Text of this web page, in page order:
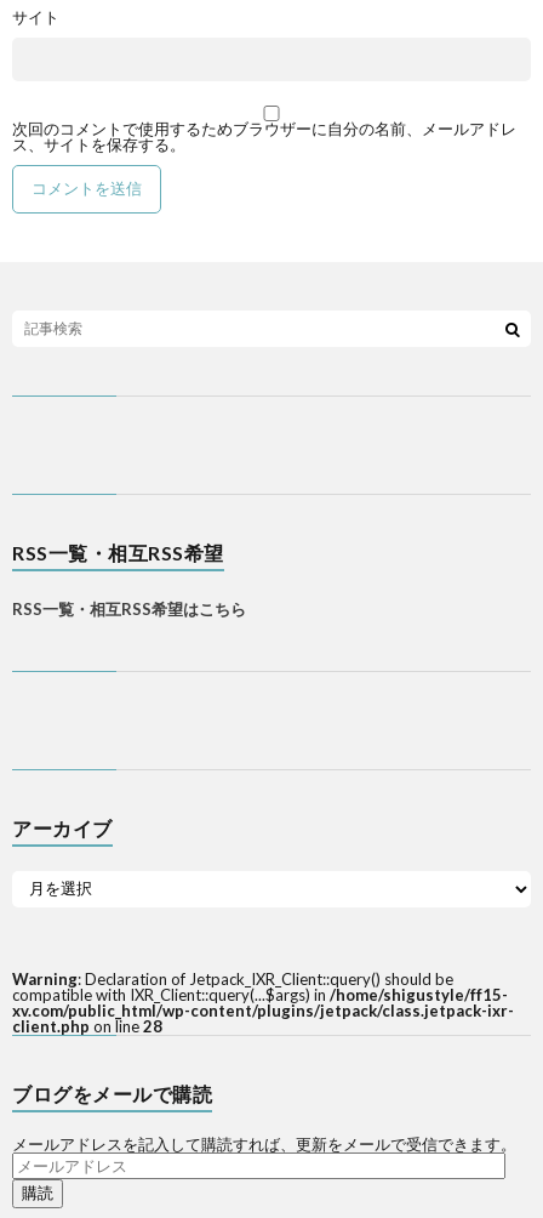
サイト
次回のコメントで使用するためブラウザーに自分の名前、メールアドレ
ス、サイトを保存する。
RSS一覧・相互RSS希望
RSS一覧・相互RSS希望はこちら
アーカイブ
Warning: Declaration of Jetpack_IXR_Client::query() should be
compatible with IXR_Client::query(...$args) in /home/shigustyle/ff15-
xv.com/public_html/wp-content/plugins/jetpack/class.jetpack-ixr-
client.php on line28
ブログをメールで購読
メールアドレスを記入して購読すれば、更新をメールで受信できます。
メ
ー
ル
ア